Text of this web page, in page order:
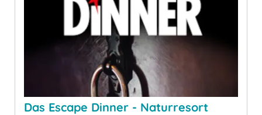
Das Escape Dinner - Naturresort